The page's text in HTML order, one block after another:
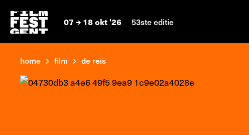
07 18 okt '26 53ste editie
home film de reis